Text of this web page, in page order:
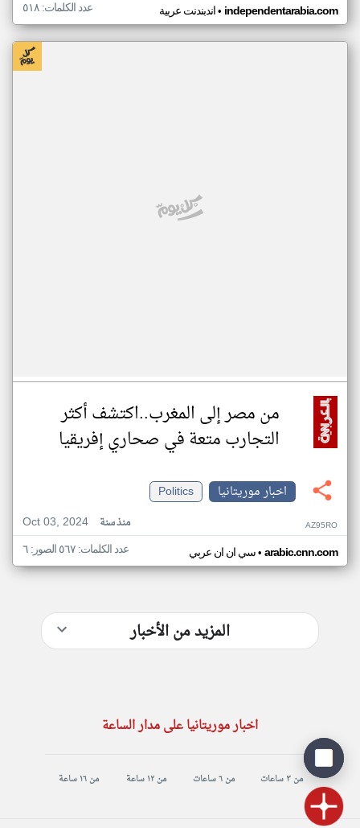
اندبندنت عربية• independentarabia.com عدد الكلمات: ٥١٨
من مصر إلى المغرب..اكتشف أكثر
التجارب متعة في صحاري إفريقيا
اخبار موريتانيا
Politics
Oct 03, 2024
منذ سنة AZ95RO
سي ان ان عربي• arabic.cnn.com عدد الكلمات: ٥٦٧ الصور: ٦
المزيد من الأخبار
اخبار موريتانيا على مدار الساعة
من ٣ ساعات من ٦ ساعات من ١٢ ساعة من ١٦ ساعة